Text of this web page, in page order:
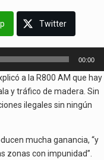
Twitter
00:00
a la R800 AM que hay
y tráfico de madera. Sin
ilegales sin ningún
mucha ganancia, “y
zonas con impunidad”.